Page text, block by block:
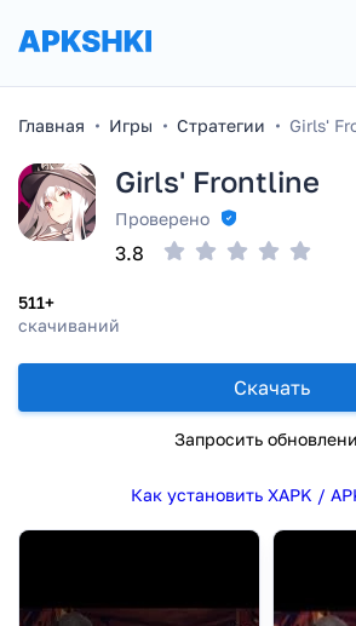
Главная Игры Стратегии Girls'
Girls' Frontline
Проверено
511+
скачиваний
3.8
Скачать
Запросить
Как установить XAPK /